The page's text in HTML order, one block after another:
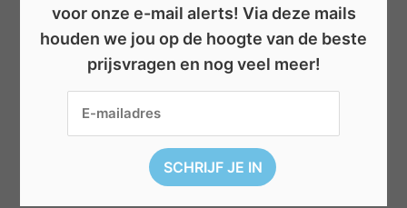
Beauty
Cadeau
Elektronica
voor onze e-mail alerts! Via deze mails
houden we jou op de hoogte van de beste
prijsvragen en nog veel meer!